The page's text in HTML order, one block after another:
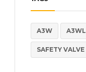
A3W A3WL
SAFETY VALVE